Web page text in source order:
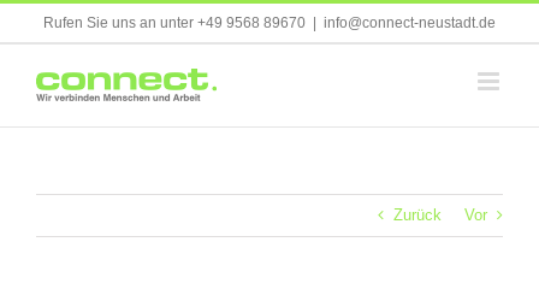
Rufen Sie uns an unter +49 9568 89670 info@connect-neustadt.de
Zurück Vor